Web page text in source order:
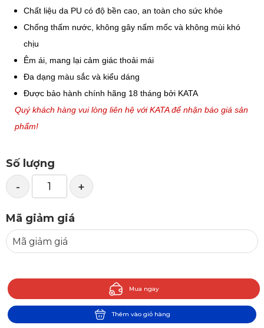
Chất liệu da PU có độ bền cao, an toàn cho sức khỏe
Chống thấm nước, không gây nấm mốc và không mùi khó
chịu
Êm ái, mang lại cảm giác thoải mái
Đa dạng màu sắc và kiểu dáng
Được bảo hành chính hãng 18 tháng bởi KATA
Quý khách hàng vui lòng liên hệ với KATA để nhận báo giá sản
phẩm!
Số lượng
- +
Mã giảm giá
Mua ngay
Thêm vào giỏ hàng